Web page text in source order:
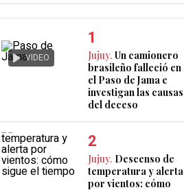
VIDEO Jujuy. Un camionero
brasileño falleció en
el Paso de Jama e
investigan las causas
del deceso
Jujuy. Descenso de
temperatura y alerta
por vientos: cómo